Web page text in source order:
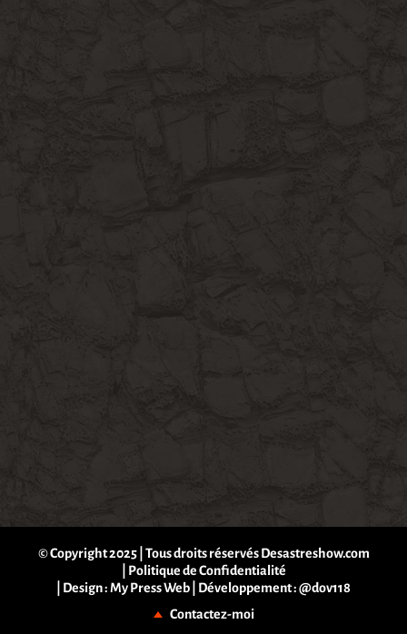
© Copyright 2025 | Tous droits réservés Desastreshow.com
Politique de Confidentialité
| Design :My Press Web | Développement :@dov118
Contactez-moi